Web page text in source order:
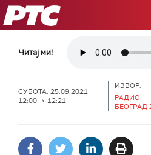
РТС
Читај ми!
СУБОТА, 25.09.2021,
12:00 -> 12:21
ИЗВОР:
РАДИО
БЕОГРАД